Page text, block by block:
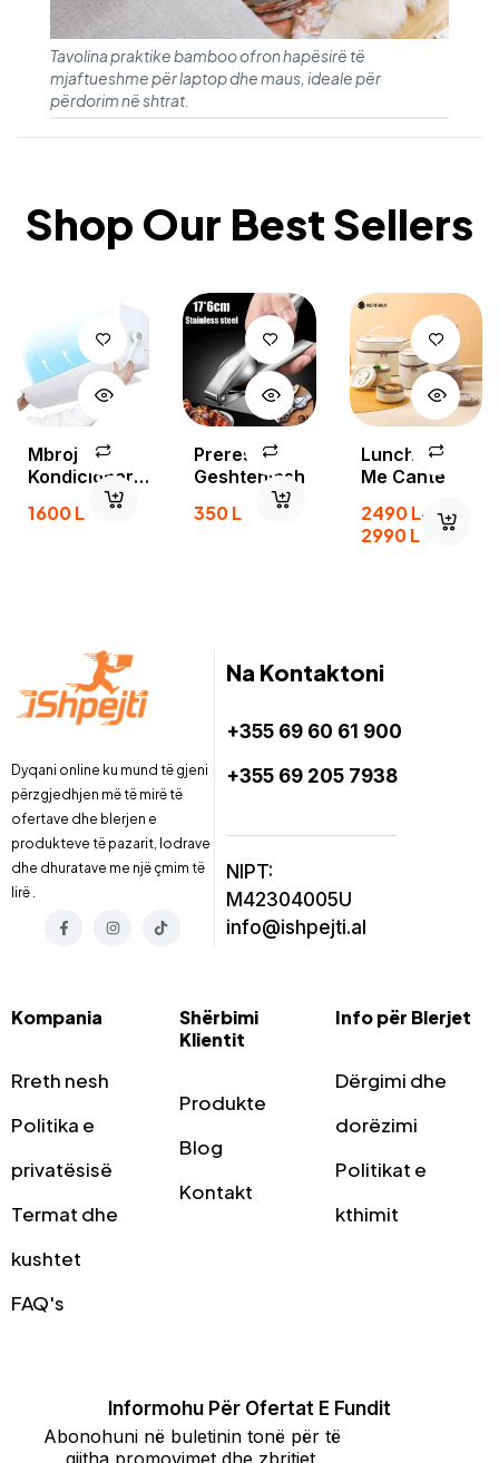
Tavolina praktike bamboo ofron hapësirë të
mjaftueshme për laptop dhe maus, ideale për
përdorim në shtrat.
Shop Our Best Sellers
Mbrojtese
Kondicioneri
1600L
Prerese
Geshtenjash
350L
Lunch Box
Me Cante
2490L–
2990L
Dyqani online ku mund të gjeni
përzgjedhjen më të mirë të
ofertave dhe blerjen e
produkteve të pazarit, lodrave
dhe dhuratave me një çmim të
lirë .
Na Kontaktoni
+355 69 60 61 900
+355 69 205 7938
NIPT:
M42304005U
info@ishpejti.al
Kompania
Rreth nesh
Politika e
privatësisë
Termat dhe
kushtet
FAQ's
Shërbimi
Klientit
Produkte
Blog
Kontakt
Info për Blerjet
Dërgimi dhe
dorëzimi
Politikat e
kthimit
Informohu Për Ofertat E Fundit
Abonohuni në buletinin tonë për të